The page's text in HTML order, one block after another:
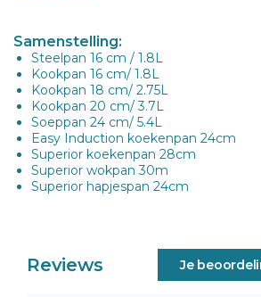
Samenstelling:
Steelpan 16 cm / 1.8L
Kookpan 16 cm/ 1.8L
Kookpan 18 cm/ 2.75L
Kookpan 20 cm/ 3.7L
Soeppan 24 cm/ 5.4L
Easy Induction koekenpan 24cm
Superior koekenpan 28cm
Superior wokpan 30m
Superior hapjespan 24cm
Reviews Je